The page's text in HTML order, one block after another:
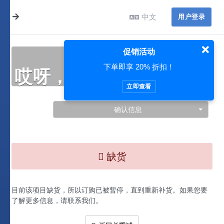
中文 用户登录
哎呀，此处出现了问题…
确认信息
缺货
目前该项目缺货，所以订购已被暂停，直到重新补货。如果您要
了解更多信息，请联系我们。
促销活动
下单即享 20% 折扣！
立即查看